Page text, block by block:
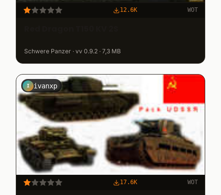
12.6K WOT
Schwere Panzer · vv 0.9.2 · 7,3 MB
I ivanxp
17.6K WOT